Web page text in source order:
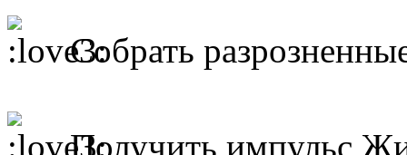
Собрать
Получить импульс